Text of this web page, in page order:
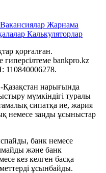
Вакансиялар Жарнама
Калькуляторлар
қорғалған.
гиперсілтеме bankpro.kz
нарығында
мүмкіндігі туралы
сипатқа ие, жария
немесе заңды ұсыныстар
банк немесе
және банк
кез келген басқа
ұсынбайды.